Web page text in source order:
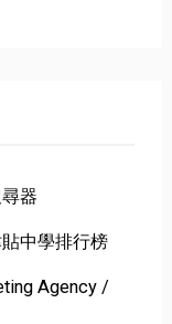
器
中學排行榜
Agency /